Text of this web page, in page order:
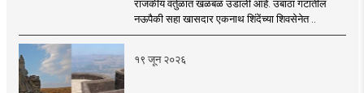
राजकीय वर्तुळात खळबळ उडाली आहे. उबाठा गटातील
नऊपैकी सहा खासदार एकनाथ शिंदेंच्या शिवसेनेत ..
१९ जून २०२६